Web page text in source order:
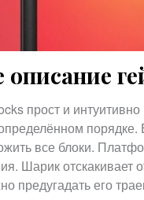
описание
прост и
все блоки.
Шарик отскакивает
предугадать его